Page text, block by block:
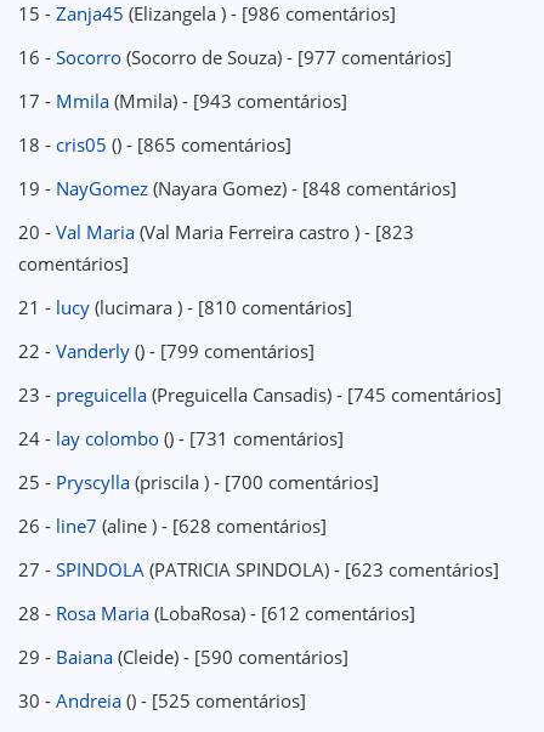
15 - Zanja45 (Elizangela ) - [986 comentários]
16 - Socorro (Socorro de Souza) - [977 comentários]
17 - Mmila (Mmila) - [943 comentários]
18 - cris05 () - [865 comentários]
19 - NayGomez (Nayara Gomez) - [848 comentários]
20 - Val Maria (Val Maria Ferreira castro ) - [823
comentários]
21 - lucy (lucimara ) - [810 comentários]
22 - Vanderly () - [799 comentários]
23 - preguicella (Preguicella Cansadis) - [745 comentários]
24 - lay colombo () - [731 comentários]
25 - Pryscylla (priscila ) - [700 comentários]
26 - line7 (aline ) - [628 comentários]
27 - SPINDOLA (PATRICIA SPINDOLA) - [623 comentários]
28 - Rosa Maria (LobaRosa) - [612 comentários]
29 - Baiana (Cleide) - [590 comentários]
30 - Andreia () - [525 comentários]